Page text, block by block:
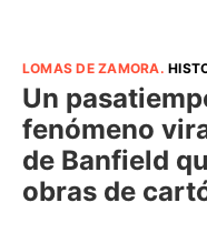
LOMAS DE ZAMORA.
Un
fenómeno
de Banfield
obras de